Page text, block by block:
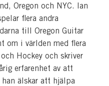
Oregon och NYC. Ian
flera andra
till Oregon Guitar
om i världen med flera
Hockey och skriver
erfarenhet av att
älskar att hjälpa